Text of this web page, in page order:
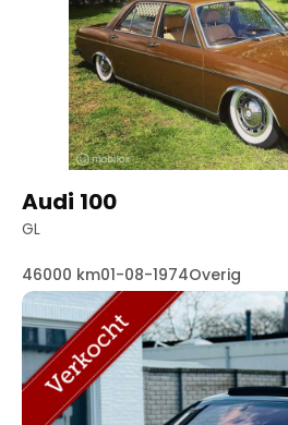
Contact
info@autowereldroyaal.nl
Handgeschakeld 89 Automaat
Audi 100
GL
46000 km01-08-1974Overig